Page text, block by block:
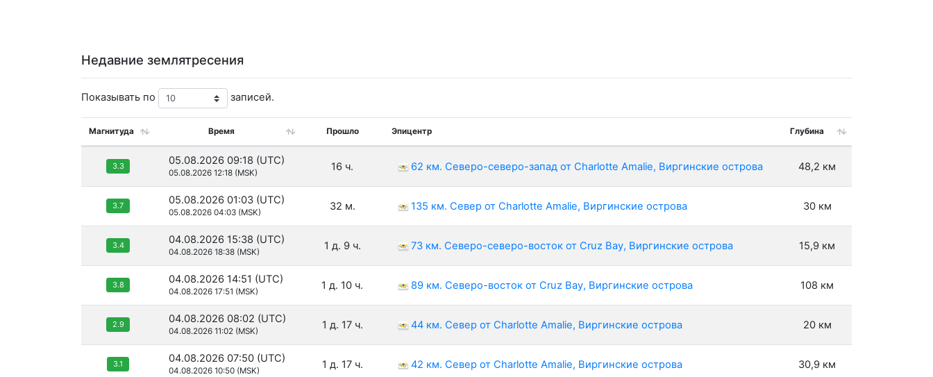
Недавние землятресения
Показывать по записей.
Магнитуда Время Прошло Эпицентр Глубина
3.3 05.08.2026 09:18 (UTC)
05.08.2026 12:18 (MSK) 16 ч. 62 км. Северо-северо-запад от Charlotte Amalie, Виргинские острова 48,2 км
3.7 05.08.2026 01:03 (UTC)
05.08.2026 04:03 (MSK) 32 м. 135 км. Север от Charlotte Amalie, Виргинские острова 30 км
3.4 04.08.2026 15:38 (UTC)
04.08.2026 18:38 (MSK) 1 д. 9 ч. 73 км. Северо-северо-восток от Cruz Bay, Виргинские острова 15,9 км
3.8 04.08.2026 14:51 (UTC)
04.08.2026 17:51 (MSK) 1 д. 10 ч. 89 км. Северо-восток от Cruz Bay, Виргинские острова 108 км
2.9 04.08.2026 08:02 (UTC)
04.08.2026 11:02 (MSK) 1 д. 17 ч. 44 км. Север от Charlotte Amalie, Виргинские острова 20 км
3.1 04.08.2026 07:50 (UTC)
04.08.2026 10:50 (MSK) 1 д. 17 ч. 42 км. Север от Charlotte Amalie, Виргинские острова 30,9 км